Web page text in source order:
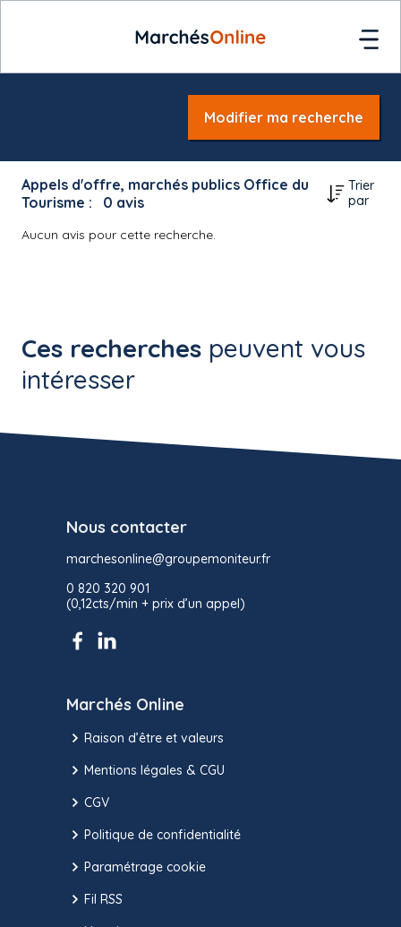
Modifier ma recherche
Appels d'offre, marchés publics Office du
Tourisme :
0 avis
Trier
par
Aucun avis pour cette recherche.
Ces recherches peuvent vous
intéresser
Nous contacter
marchesonline@groupemoniteur.fr
0 820 320 901
(0,12cts/min + prix d’un appel)
Marchés Online
Raison d’être et valeurs
Mentions légales & CGU
CGV
Politique de confidentialité
Paramétrage cookie
Fil RSS